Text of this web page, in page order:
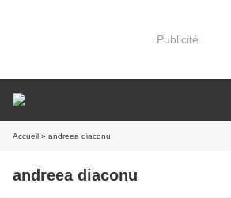
Publicité
Accueil » andreea diaconu
andreea diaconu